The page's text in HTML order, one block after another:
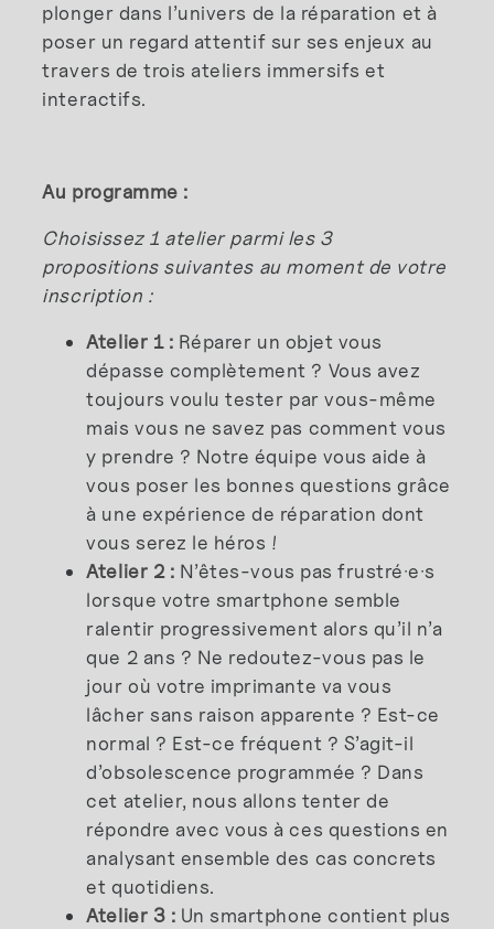
plonger dans l’univers de la réparation et à
poser un regard attentif sur ses enjeux au
travers de trois ateliers immersifs et
interactifs.
Au programme :
Choisissez 1 atelier parmi les 3
propositions suivantes au moment de votre
inscription :
Atelier 1 : Réparer un objet vous
dépasse complètement ? Vous avez
toujours voulu tester par vous-même
mais vous ne savez pas comment vous
y prendre ? Notre équipe vous aide à
vous poser les bonnes questions grâce
à une expérience de réparation dont
vous serez le héros !
Atelier 2 : N’êtes-vous pas frustré·e·s
lorsque votre smartphone semble
ralentir progressivement alors qu’il n’a
que 2 ans ? Ne redoutez-vous pas le
jour où votre imprimante va vous
lâcher sans raison apparente ? Est-ce
normal ? Est-ce fréquent ? S’agit-il
d’obsolescence programmée ? Dans
cet atelier, nous allons tenter de
répondre avec vous à ces questions en
analysant ensemble des cas concrets
et quotidiens.
Atelier 3 : Un smartphone contient plus